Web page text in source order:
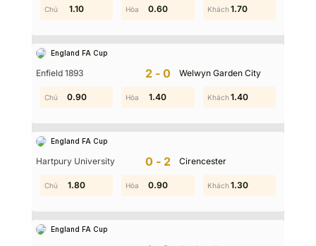
0.80 1.90 0.90
1.10 0.60 1.70
England FA Cup
Enfield 1893 2-0 Welwyn Garden City
0.90 0.50 1.40
0.90 1.40 1.40
England FA Cup
Hartpury University 0-2 Cirencester
1.50 0.20 1.80
1.80 0.90 1.30
England FA Cup